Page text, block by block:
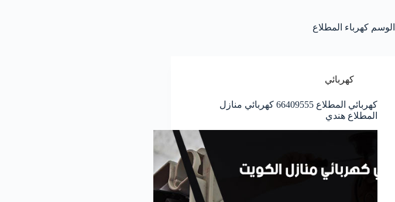
الوسم كهرباء المطلاع
كهربائي
كهربائي المطلاع 66409555 كهربائي منازل
المطلاع هندي